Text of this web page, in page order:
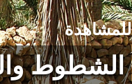
للمشاهدة
الشطوط